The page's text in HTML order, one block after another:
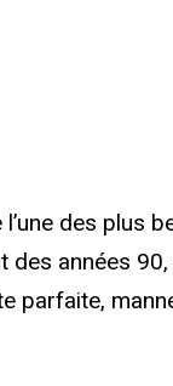
des plus
des années
parfaite,